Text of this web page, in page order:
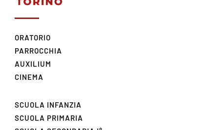
ORATORIO
PARROCCHIA
AUXILIUM
CINEMA
SCUOLA INFANZIA
SCUOLA PRIMARIA